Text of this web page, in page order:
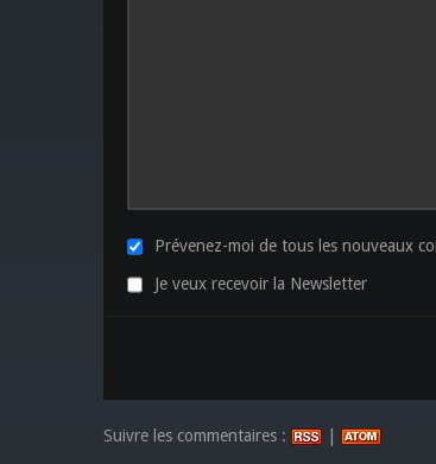
Prévenez-moi de tous les nouveaux
Je veux recevoir la Newsletter
Suivre les commentaires :